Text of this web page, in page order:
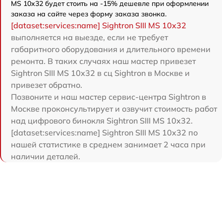
MS 10x32 будет стоить на -15% дешевле при оформлении
заказа на сайте через форму заказа звонка.
[dataset:services:name] Sightron SIII MS 10x32
выполняется на выезде, если не требует
габаритного оборудования и длительного времени
ремонта. В таких случаях наш мастер привезет
Sightron SIII MS 10x32 в сц Sightron в Москве и
привезет обратно.
Позвоните и наш мастер сервис-центра Sightron в
Москве проконсультирует и озвучит стоимость работ
над цифрового бинокля Sightron SIII MS 10x32.
[dataset:services:name] Sightron SIII MS 10x32 по
нашей статистике в среднем занимает 2 часа при
наличии деталей.